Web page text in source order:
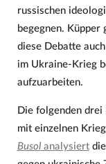
russischen
begegnen. Küpper
diese Debatte
im Ukraine-Krieg
aufzuarbeiten.
Die folgenden drei
mit einzelnen
Busolanalysiertdie